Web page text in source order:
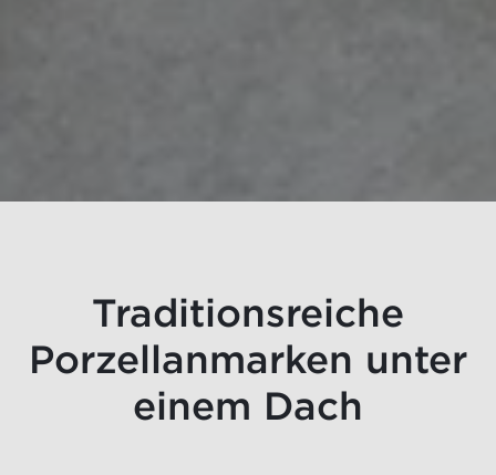
Traditionsreiche
Porzellanmarken unter
einem Dach